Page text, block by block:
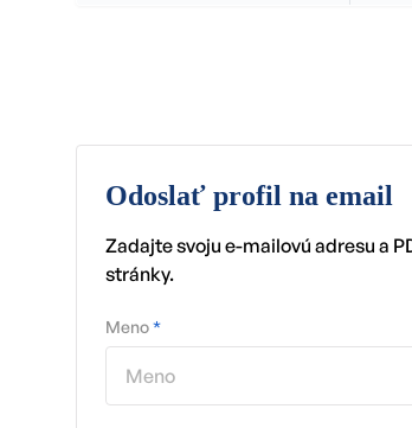
Odoslať profil na email
Zadajte svoju e-mailovú adresu a
stránky.
Meno*